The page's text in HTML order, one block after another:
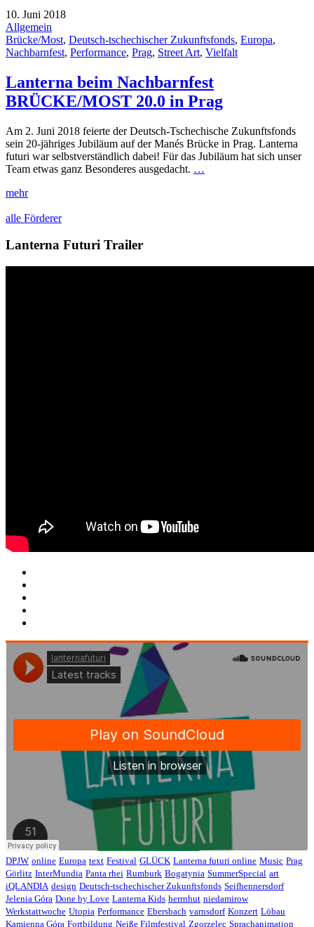
10. Juni 2018
Allgemein
Brücke/Most, Deutsch-tschechischer Zukunftsfonds, Europa,
Nachbarnfest, Performance, Prag, Street Art, Vielfalt
Lanterna beim Nachbarnfest
BRÜCKE/MOST 20.0 in Prag
Am 2. Juni 2018 feierte der Deutsch-Tschechische Zukunftsfonds
sein 20-jähriges Jubiläum auf der Manés Brücke in Prag. Lanterna
futuri war selbstverständlich dabei! Für das Jubiläum hat sich unser
Team etwas ganz Besonderes ausgedacht. …
mehr
alle Förderer
Lanterna Futuri Trailer
DPJW online Europa text Festival GLÜCK Lanterna futuri online Music Prag
Görlitz InterMundia Panta rhei Rumburk Bogatynia SummerSpecial art
iQLANDIA design Deutsch-tschechischer Zukunftsfonds Seifhennersdorf
Jelenia Góra Done by Love Lanterna Kids herrnhut niedamirow
Werkstattwoche Utopia Performance Ebersbach varnsdorf Konzert Löbau
Kamienna Góra Fortbildung Neiße Filmfestival Zgorzelec Sprachanimation